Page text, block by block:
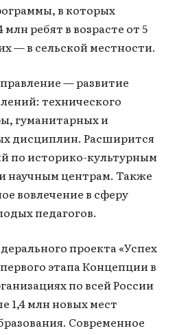
в которых
ребят в возрасте от 5
— в сельской местности.
— развитие
технического
гуманитарных и
дисциплин. Расширится
по историко-культурным
научным центрам. Также
вовлечение в сферу
педагогов.
проекта «Успех
этапа Концепции в
по всей России
1,4 млн новых мест
Современное